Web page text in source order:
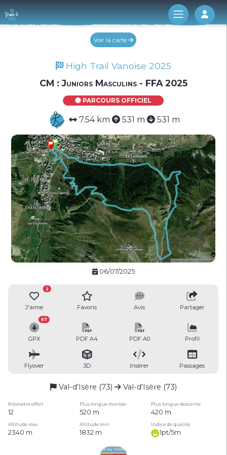
Log
Voir la carte
High Trail Vanoise 2025
CM : Juniors Masculins - FFA 2025
PARCOURS OFFICIEL
7.54 km 531 m 531 m
06/07/2025
J'aime
2
Favoris Avis Partager
GPX
67
PDF A4 PDF A0 Profil
Flyover 3D Insérer Passages
Val-d'Isère (73) Val-d'Isère (73)
Kilomètre effort Plus longue montée Plus longue descente
12 520 m 420 m
Altitude max Altitude min Indice de qualité
2340 m 1832 m 1pt/5m